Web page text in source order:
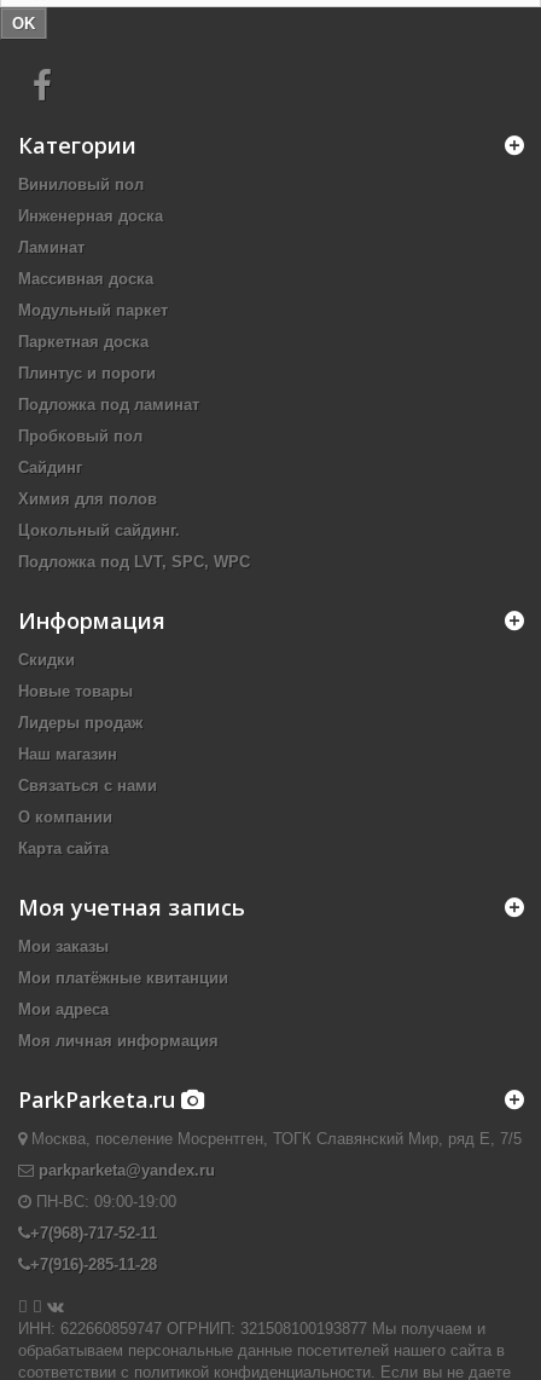
OK
Категории
Виниловый пол
Инженерная доска
Ламинат
Массивная доска
Модульный паркет
Паркетная доска
Плинтус и пороги
Подложка под ламинат
Пробковый пол
Сайдинг
Химия для полов
Цокольный сайдинг.
Подложка под LVT, SPC, WPC
Информация
Скидки
Новые товары
Лидеры продаж
Наш магазин
Связаться с нами
О компании
Карта сайта
Моя учетная запись
Мои заказы
Мои платёжные квитанции
Мои адреса
Моя личная информация
ParkParketa.ru
Москва, поселение Мосрентген, ТОГК Славянский Мир, ряд Е, 7/5
parkparketa@yandex.ru
ПН-ВС: 09:00-19:00
+7(968)-717-52-11
+7(916)-285-11-28
 
ИНН: 622660859747 ОГРНИП: 321508100193877 Мы получаем и
обрабатываем персональные данные посетителей нашего сайта в
соответствии с политикой конфиденциальности. Если вы не даете